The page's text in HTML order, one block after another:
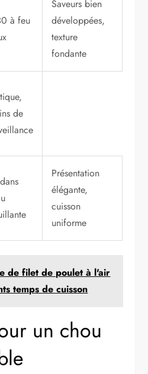
à feu
Saveurs bien
développées,
texture
fondante
de
Présentation
élégante,
cuisson
uniforme
de filet de poulet à l'air
temps de cuisson
un chou